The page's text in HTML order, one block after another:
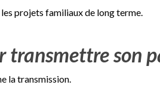
projets familiaux de long terme.
transmettre son
la transmission.